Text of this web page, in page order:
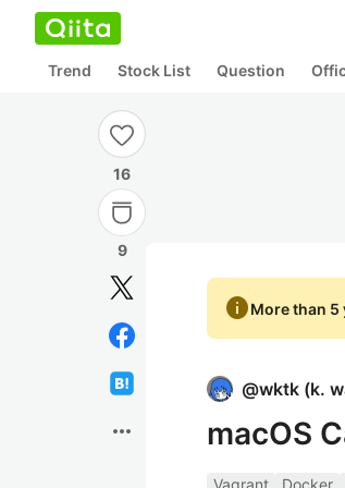
Trend Stock List Question
16
9
more_horiz
infoMore than 5
@wktk (k.
macOS
Vagrant Docker